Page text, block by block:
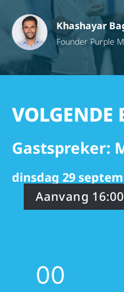
Khashayar
Founder Purple
VOLGENDE
Gastspreker:
dinsdag 29
Aanvang 16:00
00